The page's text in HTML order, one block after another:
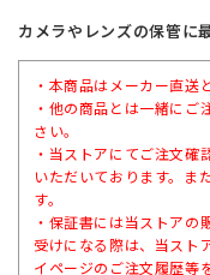
カメラやレンズの保管に
・本商品はメーカー直送
・他の商品とは一緒にご
さい。
・当ストアにてご注文確
いただいております。ま
す。
・保証書には当ストアの
受けになる際は、当スト
イページのご注文履歴等